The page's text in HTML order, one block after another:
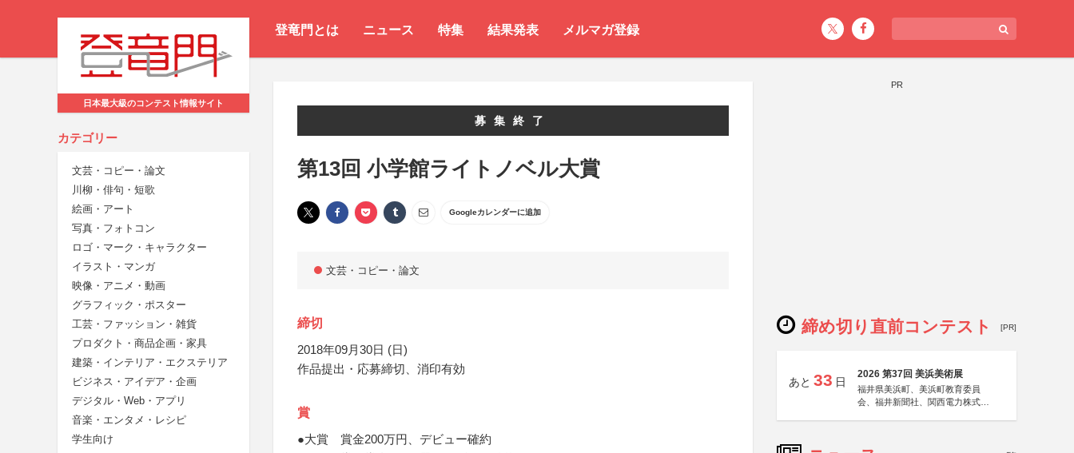
登竜門とは ニュース 特集 結果発表 メルマガ登録
日本最大級のコンテスト情報サイト
カテゴリー
文芸・コピー・論文
川柳・俳句・短歌
絵画・アート
写真・フォトコン
ロゴ・マーク・キャラクター
イラスト・マンガ
映像・アニメ・動画
グラフィック・ポスター
工芸・ファッション・雑貨
プロダクト・商品企画・家具
建築・インテリア・エクステリア
ビジネス・アイデア・企画
デジタル・Web・アプリ
音楽・エンタメ・レシピ
学生向け
募集終了
第13回 小学館ライトノベル大賞
Googleカレンダーに追加
文芸・コピー・論文
締切
2018年09月30日 (日)
作品提出・応募締切、消印有効
賞
●大賞 賞金200万円、デビュー確約
PR
締め切り直前コンテスト [PR]
あと 33 日
2026 第37回 美浜美術展
福井県美浜町、美浜町教育委員
会、福井新聞社、関西電力株式会